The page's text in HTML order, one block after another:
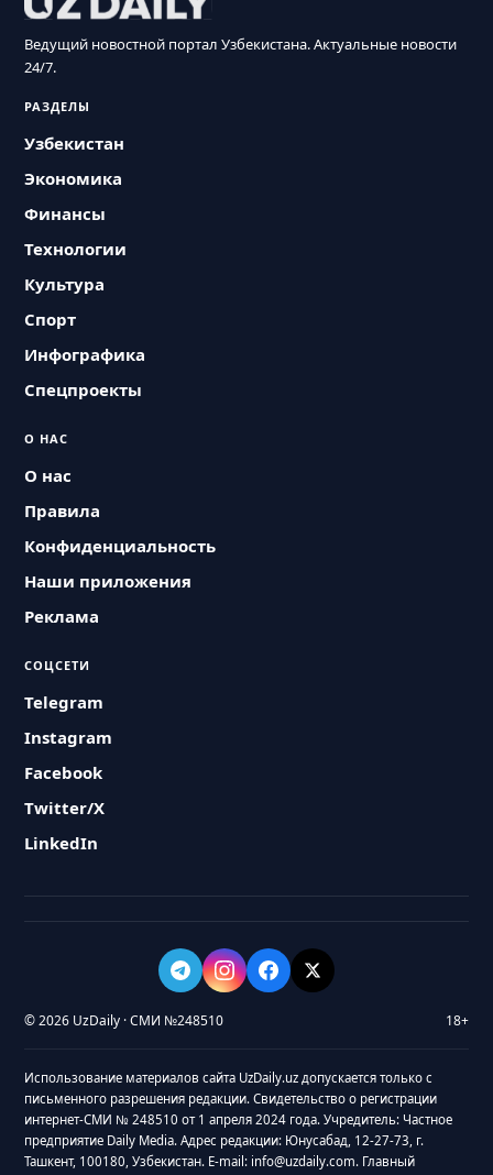
Ведущий новостной портал Узбекистана. Актуальные новости
24/7.
РАЗДЕЛЫ
Узбекистан
Экономика
Финансы
Технологии
Культура
Спорт
Инфографика
Спецпроекты
О НАС
О нас
Правила
Конфиденциальность
Наши приложения
Реклама
СОЦСЕТИ
Telegram
Instagram
Facebook
Twitter/X
LinkedIn
© 2026 UzDaily · СМИ №248510 18+
Использование материалов сайта UzDaily.uz допускается только с
письменного разрешения редакции. Свидетельство о регистрации
интернет-СМИ № 248510 от 1 апреля 2024 года. Учредитель: Частное
предприятие Daily Media. Адрес редакции: Юнусабад, 12-27-73, г.
Ташкент, 100180, Узбекистан. E-mail: info@uzdaily.com. Главный